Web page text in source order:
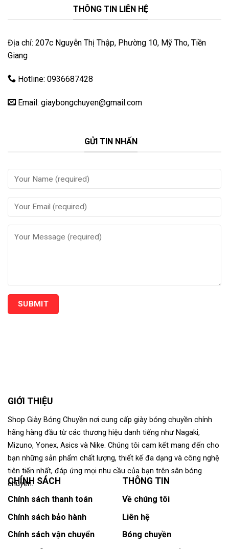
THÔNG TIN LIÊN HỆ
Địa chỉ: 207c Nguyễn Thị Thập, Phường 10, Mỹ Tho, Tiền
Giang
Hotline: 0936687428
Email: giaybongchuyen@gmail.com
GỬI TIN NHẤN
GIỚI THIỆU
Shop Giày Bóng Chuyền nơi cung cấp giày bóng chuyền chính
hãng hàng đầu từ các thương hiệu danh tiếng như Nagaki,
Mizuno, Yonex, Asics và Nike. Chúng tôi cam kết mang đến cho
bạn những sản phẩm chất lượng, thiết kế đa dạng và công nghệ
tiên tiến nhất, đáp ứng mọi nhu cầu của bạn trên sân bóng
chuyền.
CHÍNH SÁCH
Chính sách thanh toán
Chính sách bảo hành
Chính sách vận chuyển
THÔNG TIN
Về chúng tôi
Liên hệ
Bóng chuyền